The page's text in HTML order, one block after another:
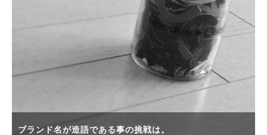
ブランド名が造語である事の挑戦は。